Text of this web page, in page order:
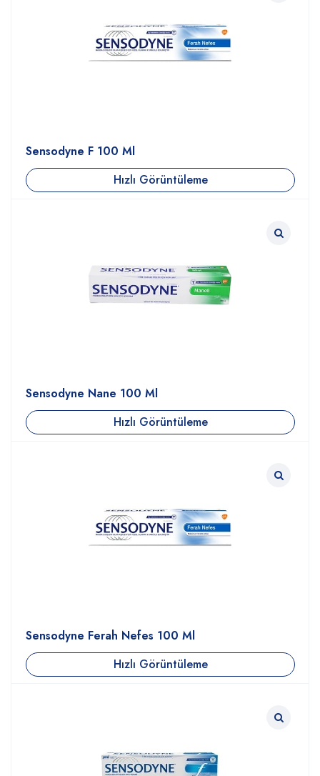
Sensodyne F 100 Ml
Hızlı Görüntüleme
Sensodyne Nane 100 Ml
Hızlı Görüntüleme
Sensodyne Ferah Nefes 100 Ml
Hızlı Görüntüleme